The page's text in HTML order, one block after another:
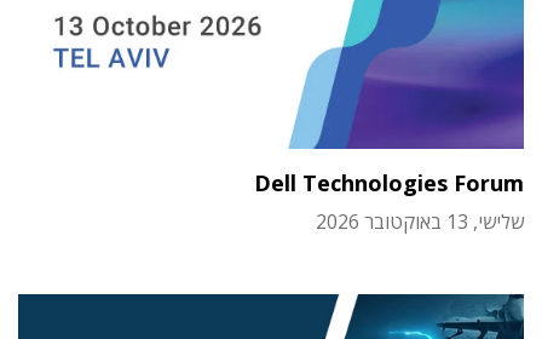
Dell Technologies Forum
שלישי, 13 באוקטובר 2026